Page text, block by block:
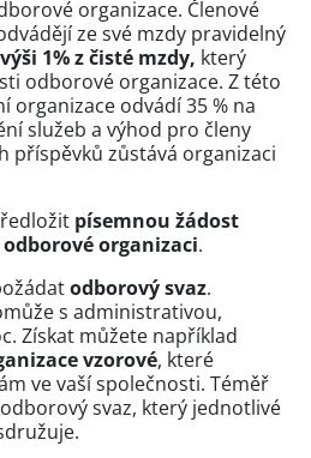
organizace. Členové
ze své mzdy pravidelný
1% z čisté mzdy, který
odborové organizace. Z této
organizace odvádí 35 % na
služeb a výhod pro členy
příspěvků zůstává organizaci
písemnou žádost
organizaci.
odborový svaz.
s administrativou,
Získat můžete například
vzorové, které
ve vaší společnosti. Téměř
svaz, který jednotlivé